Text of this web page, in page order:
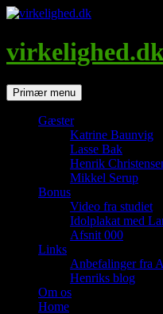
Hop
indhold
SøgPrimær menu
Gæster
Katrine Baunvig
Lasse Bak
Henrik
Mikkel Serup
Bonus
Video fra studiet
Idolplakat med
Afsnit 000
Links
Anbefalinger fra
Henriks blog
Om os
Home